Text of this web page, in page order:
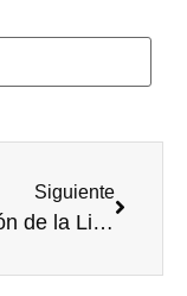
Siguiente
IV Edición de la Liga de Debate universitaria Trofeo Rector de la Universidad de Burgos